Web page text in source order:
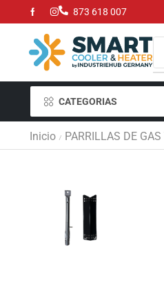
873 618 007
CATEGORIAS
Inicio / PARRILLAS DE